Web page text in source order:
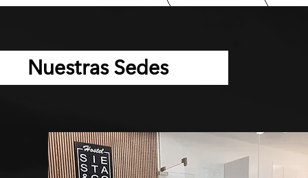
Nuestras Sedes